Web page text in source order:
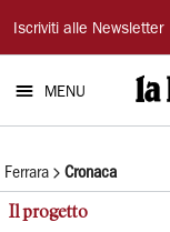
La
Nuova
Ferrara
Iscriviti alle Newsletter
MENU
Ferrara Cronaca
Il progetto